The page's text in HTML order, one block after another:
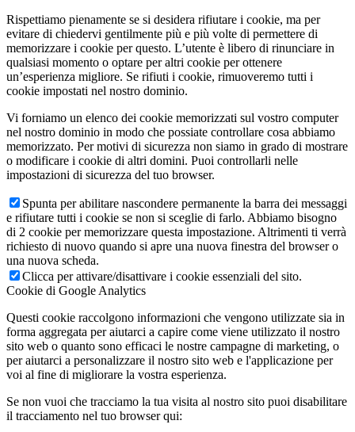
Rispettiamo pienamente se si desidera rifiutare i cookie, ma per
evitare di chiedervi gentilmente più e più volte di permettere di
memorizzare i cookie per questo. L’utente è libero di rinunciare in
qualsiasi momento o optare per altri cookie per ottenere
un’esperienza migliore. Se rifiuti i cookie, rimuoveremo tutti i
cookie impostati nel nostro dominio.
Vi forniamo un elenco dei cookie memorizzati sul vostro computer
nel nostro dominio in modo che possiate controllare cosa abbiamo
memorizzato. Per motivi di sicurezza non siamo in grado di mostrare
o modificare i cookie di altri domini. Puoi controllarli nelle
impostazioni di sicurezza del tuo browser.
Spunta per abilitare nascondere permanente la barra dei messaggi
e rifiutare tutti i cookie se non si sceglie di farlo. Abbiamo bisogno
di 2 cookie per memorizzare questa impostazione. Altrimenti ti verrà
richiesto di nuovo quando si apre una nuova finestra del browser o
una nuova scheda.
Clicca per attivare/disattivare i cookie essenziali del sito.
Cookie di Google Analytics
Questi cookie raccolgono informazioni che vengono utilizzate sia in
forma aggregata per aiutarci a capire come viene utilizzato il nostro
sito web o quanto sono efficaci le nostre campagne di marketing, o
per aiutarci a personalizzare il nostro sito web e l'applicazione per
voi al fine di migliorare la vostra esperienza.
Se non vuoi che tracciamo la tua visita al nostro sito puoi disabilitare
il tracciamento nel tuo browser qui: